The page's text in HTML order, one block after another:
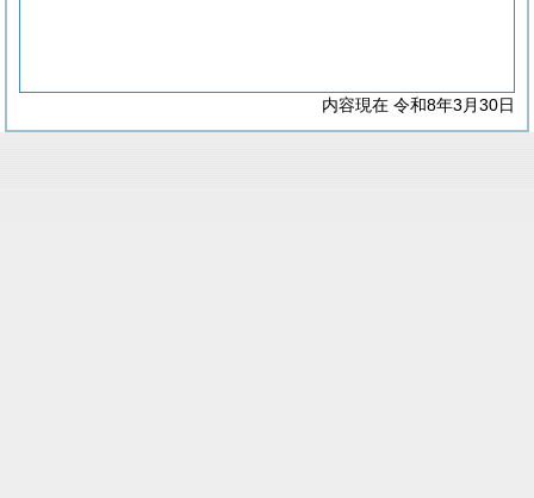
内容現在 令和8年3月30日